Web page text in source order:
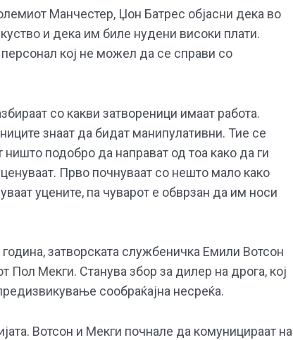
Манчестер, Џон Батрес објасни дека во
и дека им биле нудени високи плати.
кој не можел да се справи со
со какви затвореници имаат работа.
знаат да бидат манипулативни. Тие се
подобро да направат од тоа како да ги
Прво почнуваат со нешто мало како
уцените, па чуварот е обврзан да им носи
затворската службеничка Емили Вотсон
Пол Мекги. Станува збор за дилер на дрога, кој
сообраќајна несреќа.
Вотсон и Мекги почнале да комуницираат на